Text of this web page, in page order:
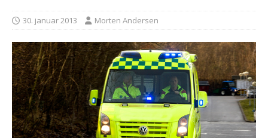
30. januar 2013 Morten Andersen